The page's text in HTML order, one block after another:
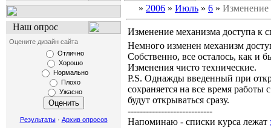
Наш опрос
Оцените дизайн сайта
Отлично
Хорошо
Нормально
Плохо
Ужасно
Результаты· Архив опросов
» 2006 » Июль » 6 » Изменение
Изменение механизма доступа к
Немного изменен механизм
Собственно, все осталось, как и
Изменения чисто технические.
P.S. Однажды введенный при
сохраняется на все время работы
будут открываться сразу.
----------------------------
Напоминаю - списки курса лежат